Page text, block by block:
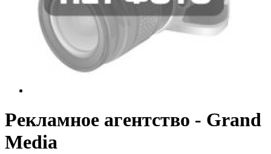
Рекламное агентство - Grand
Media